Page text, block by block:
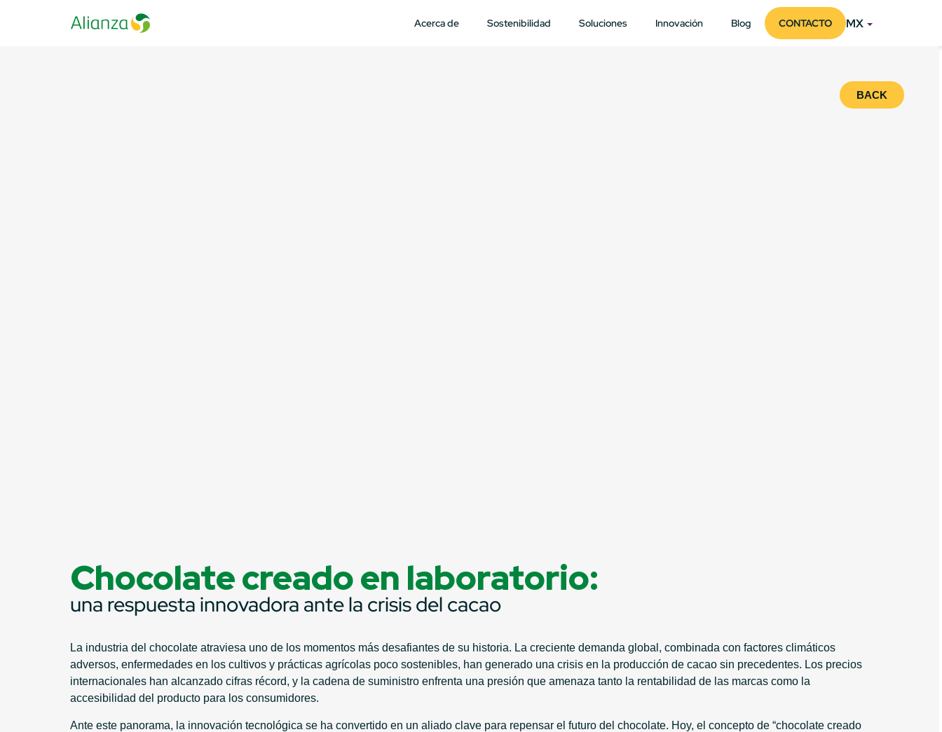
Acerca de Sostenibilidad Soluciones Innovación Blog CONTACTO MX
BACK
Chocolate creado en laboratorio:
una respuesta innovadora ante la crisis del cacao
La industria del chocolate atraviesa uno de los momentos más desafiantes de su historia. La creciente demanda global, combinada con factores climáticos
adversos, enfermedades en los cultivos y prácticas agrícolas poco sostenibles, han generado una crisis en la producción de cacao sin precedentes. Los precios
internacionales han alcanzado cifras récord, y la cadena de suministro enfrenta una presión que amenaza tanto la rentabilidad de las marcas como la
accesibilidad del producto para los consumidores.
Ante este panorama, la innovación tecnológica se ha convertido en un aliado clave para repensar el futuro del chocolate. Hoy, el concepto de “chocolate creado